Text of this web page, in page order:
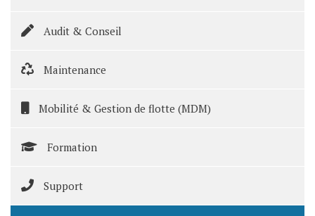
Audit & Conseil
Maintenance
Mobilité & Gestion de flotte (MDM)
Formation
Support